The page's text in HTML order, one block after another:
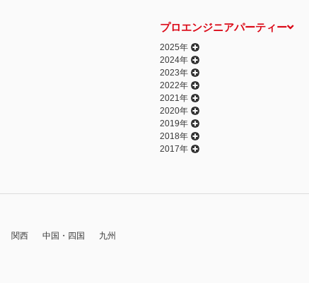
プロエンジニアパーティー
2025年
2024年
2023年
2022年
2021年
2020年
2019年
2018年
2017年
関西 中国・四国 九州